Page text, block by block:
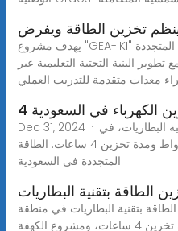
تخزين الطاقة ويفرض
يهدف مشروع "GEA-IKI" إلى تعزيز التدريب الفني في الطاقة المتجددة
البنية التحتية التعليمية عبر
معدات متقدمة للتدريب العملي
الكهرباء في السعودية
Dec 31, 2024 · مشروع الكهفة لتخزين الكهرباء بتقنية البطاريات، في
منطقة حائل، بسعة تبلغ (500) ميغاواط ومدة تخزين 4 ساعات. الطاقة
المتجددة في السعودية
بتقنية البطاريات في منطقة
القصيم، بسعة 500 ميجاواط ومدة تخزين 4 ساعات، ومشروع الكهفة